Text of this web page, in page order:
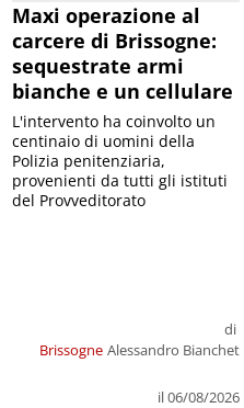
Maxi operazione al
carcere di Brissogne:
sequestrate armi
bianche e un cellulare
Brissogne
di
Alessandro Bianchet
il 06/08/2026
L'intervento ha coinvolto un
centinaio di uomini della
Polizia penitenziaria,
provenienti da tutti gli istituti
del Provveditorato